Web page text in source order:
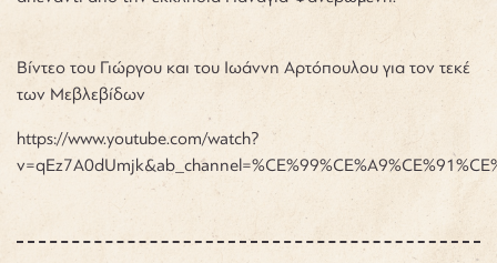
Βίντεο του Γιώργου και του Ιωάννη Αρτόπουλου για τον τεκέ
των Μεβλεβίδων
https://www.youtube.com/watch?